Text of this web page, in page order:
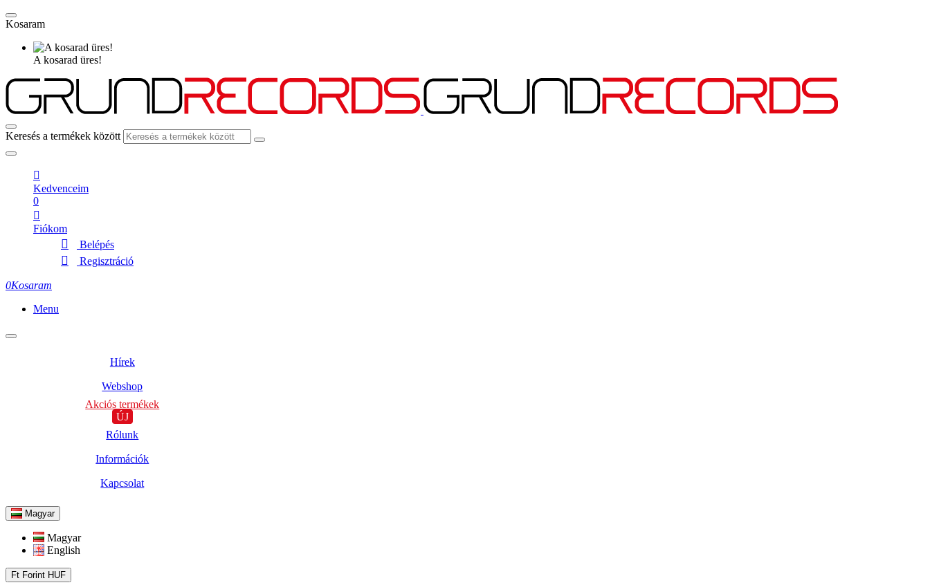
Kosaram
A kosarad üres!
Keresés a termékek között
Kedvenceim
0
Fiókom
Belépés
Regisztráció
0Kosaram
Menu
Hírek
Webshop
Akciós termékek
ÚJ
Rólunk
Információk
Kapcsolat
Magyar
Magyar
English
Ft Forint HUF